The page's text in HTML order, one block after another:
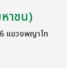
าชน)
แขวงพญาไท